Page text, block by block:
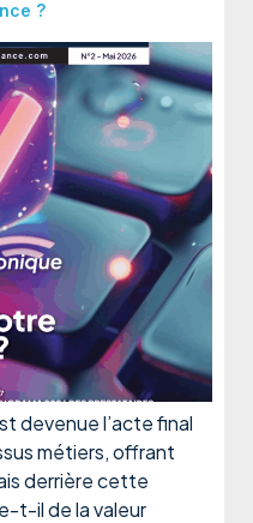
?
devenue l’acte final
métiers, offrant
derrière cette
t-il de la valeur